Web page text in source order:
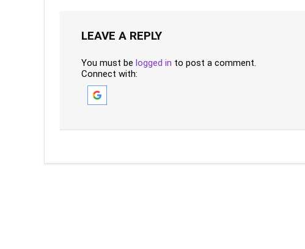
LEAVE A REPLY
You must be logged in to post a comment.
Connect with: